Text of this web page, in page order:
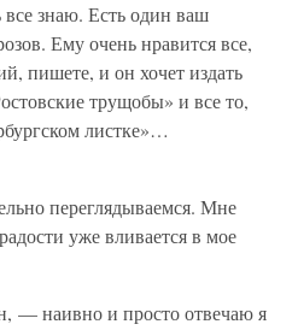
знаю. Есть один ваш
Ему очень нравится все,
пишете, и он хочет издать
трущобы» и все то,
листке»…
переглядываемся. Мне
уже вливается в мое
— наивно и просто отвечаю я